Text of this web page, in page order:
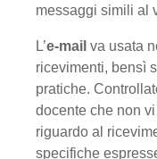
messaggi simili al
L’e-mail va usata
ricevimenti, bensì
pratiche.
docente che non
riguardo al
specifiche